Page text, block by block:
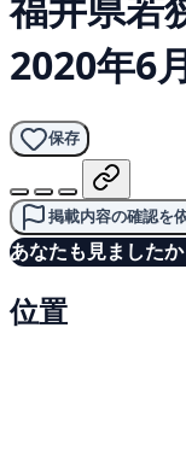
2020年6
保存
掲載内容の確認を
あなたも見ました
位置